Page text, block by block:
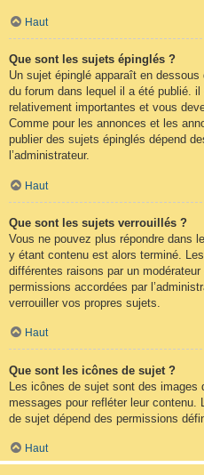
Haut
Que sont les sujets épinglés ?
Un sujet épinglé apparaît en
du forum dans lequel il a été publié.
relativement importantes et vous
Comme pour les annonces et les
publier des sujets épinglés dépend
l’administrateur.
Haut
Que sont les sujets verrouillés ?
Vous ne pouvez plus répondre dans
y étant contenu est alors terminé.
différentes raisons par un
permissions accordées par
verrouiller vos propres sujets.
Haut
Que sont les icônes de sujet ?
Les icônes de sujet sont des images
messages pour refléter leur contenu.
de sujet dépend des permissions
Haut